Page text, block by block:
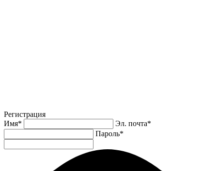
Регистрация
Имя* Эл. почта*
Пароль*